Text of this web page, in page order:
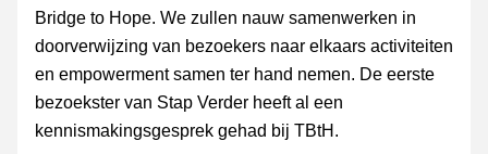
Bridge to Hope. We zullen nauw samenwerken in
doorverwijzing van bezoekers naar elkaars activiteiten
en empowerment samen ter hand nemen. De eerste
bezoekster van Stap Verder heeft al een
kennismakingsgesprek gehad bij TBtH.